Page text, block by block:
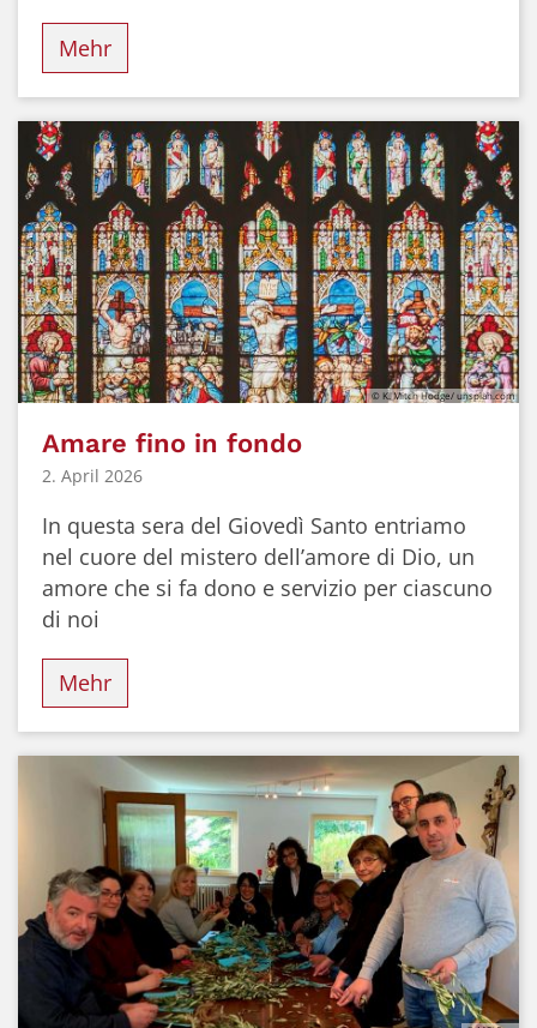
Mehr
© K. Mitch Hodge/ unsplah.com
Amare fino in fondo
2. April 2026
In questa sera del Giovedì Santo entriamo
nel cuore del mistero dell’amore di Dio, un
amore che si fa dono e servizio per ciascuno
di noi
Mehr